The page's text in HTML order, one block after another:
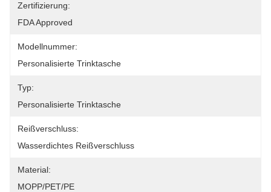
Zertifizierung:
FDA Approved
Modellnummer:
Personalisierte Trinktasche
Typ:
Personalisierte Trinktasche
Reißverschluss:
Wasserdichtes Reißverschluss
Material:
MOPP/PET/PE